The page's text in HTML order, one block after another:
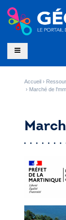
Accueil
Marché de